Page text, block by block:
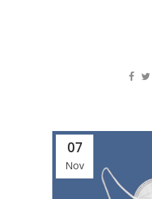
07
Nov